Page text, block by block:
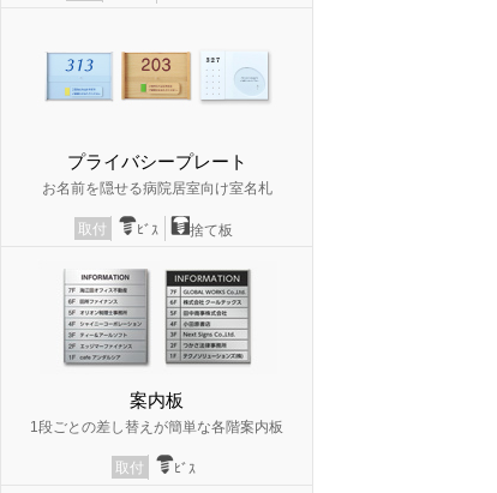
プライバシープレート
お名前を隠せる病院居室向け室名札
取付 ﾋﾞｽ 捨て板
案内板
1段ごとの差し替えが簡単な各階案内板
取付 ﾋﾞｽ